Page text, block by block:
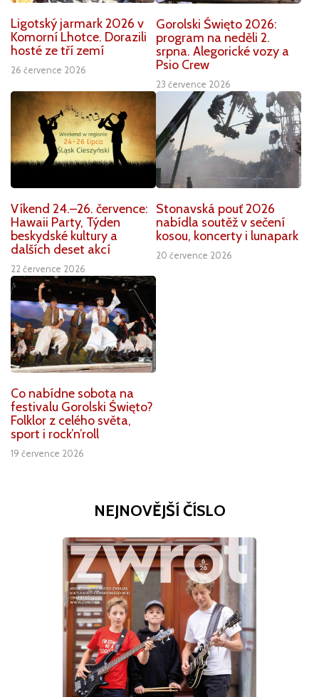
Ligotský jarmark 2026 v
Komorní Lhotce. Dorazili
hosté ze tří zemí
26 července 2026
Gorolski Święto 2026:
program na neděli 2.
srpna. Alegorické vozy a
Psio Crew
23 července 2026
Víkend 24.–26. července:
Hawaii Party, Týden
beskydské kultury a
dalších deset akcí
22 července 2026
Stonavská pouť 2026
nabídla soutěž v sečení
kosou, koncerty i lunapark
20 července 2026
Co nabídne sobota na
festivalu Gorolski Święto?
Folklor z celého světa,
sport i rock’n’roll
19 července 2026
NEJNOVĚJŠÍ ČÍSLO